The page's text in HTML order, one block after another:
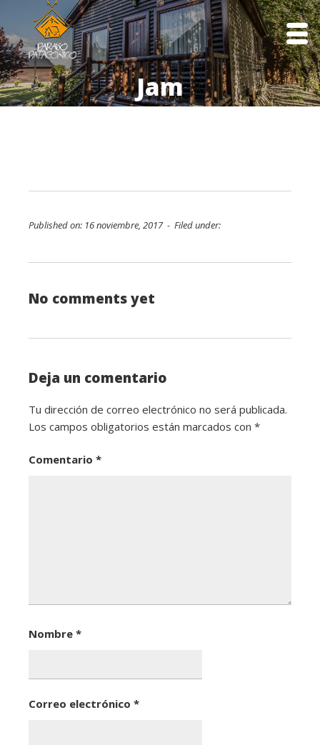
Jam
Published on: 16 noviembre, 2017 - Filed under:
No comments yet
Deja un comentario
Tu dirección de correo electrónico no será publicada.
Los campos obligatorios están marcados con *
Comentario *
Nombre *
Correo electrónico *